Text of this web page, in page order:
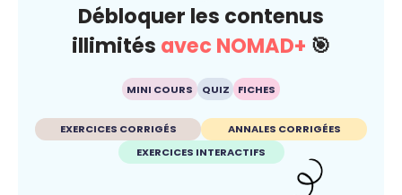
Débloquer les contenus
illimités avec NOMAD+ 🎯
MINI COURS QUIZ FICHES
EXERCICES CORRIGÉS
ANNALES CORRIGÉES
EXERCICES INTERACTIFS